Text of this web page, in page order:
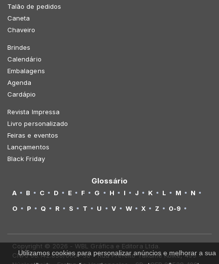
Talão de pedidos
Caneta
Chaveiro
Brindes
Calendário
Embalagens
Agenda
Cardápio
Revista Impressa
Livro personalizado
Feiras e eventos
Lançamentos
Black Friday
Glossário
A B C D E F G H I J K L M
N
O
P Q R S T U V W X Z 0-9
Copyright © 2026 - WBL Gráfica e Editora Ltda.
CNPJ 08.142.850/0001-36 - Rua Prefeito Takume Koike, 499 -
Utilizamos cookies para personalizar anúncios e melhorar a sua